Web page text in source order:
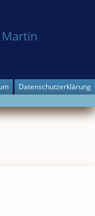
Martin
Datenschutzerklärung